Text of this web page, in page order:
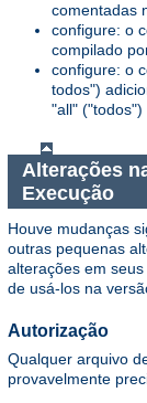
comentadas
configure: o
compilado
configure: o
todos")
"all" ("todos")
Alterações
Execução
Houve mudanças
outras pequenas
alterações em
de usá-los na
Autorização
Qualquer arquivo
provavelmente